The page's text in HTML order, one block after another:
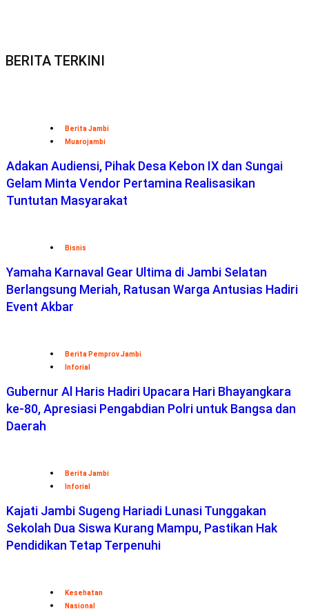
BERITA TERKINI
Berita Jambi
Muarojambi
Adakan Audiensi, Pihak Desa Kebon IX dan Sungai
Gelam Minta Vendor Pertamina Realisasikan
Tuntutan Masyarakat
Bisnis
Yamaha Karnaval Gear Ultima di Jambi Selatan
Berlangsung Meriah, Ratusan Warga Antusias Hadiri
Event Akbar
Berita Pemprov Jambi
Inforial
Gubernur Al Haris Hadiri Upacara Hari Bhayangkara
ke-80, Apresiasi Pengabdian Polri untuk Bangsa dan
Daerah
Berita Jambi
Inforial
Kajati Jambi Sugeng Hariadi Lunasi Tunggakan
Sekolah Dua Siswa Kurang Mampu, Pastikan Hak
Pendidikan Tetap Terpenuhi
Kesehatan
Nasional